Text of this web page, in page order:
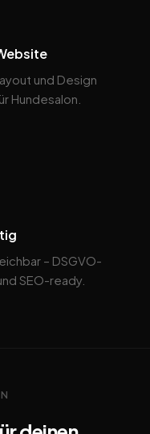
und Design
Hundesalon.
– DSGVO-
SEO-ready.